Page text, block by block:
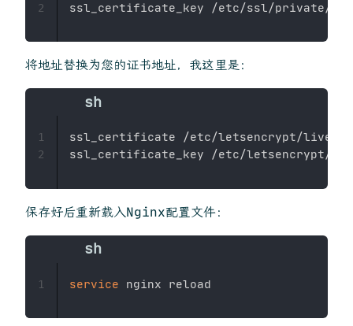
ssl_certificate_key /etc/ssl/private/
2
将地址替换为您的证书地址，我这里是：
ssl_certificate /etc/letsencrypt/live/
ssl_certificate_key /etc/letsencrypt/
1
2
保存好后重新载入Nginx配置文件：
service
1